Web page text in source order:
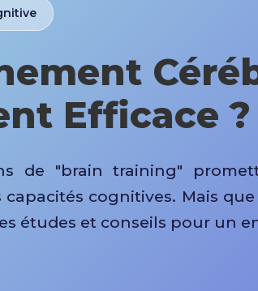
Efficace ?
de "brain training"
capacités cognitives. Mais
études et conseils pour un